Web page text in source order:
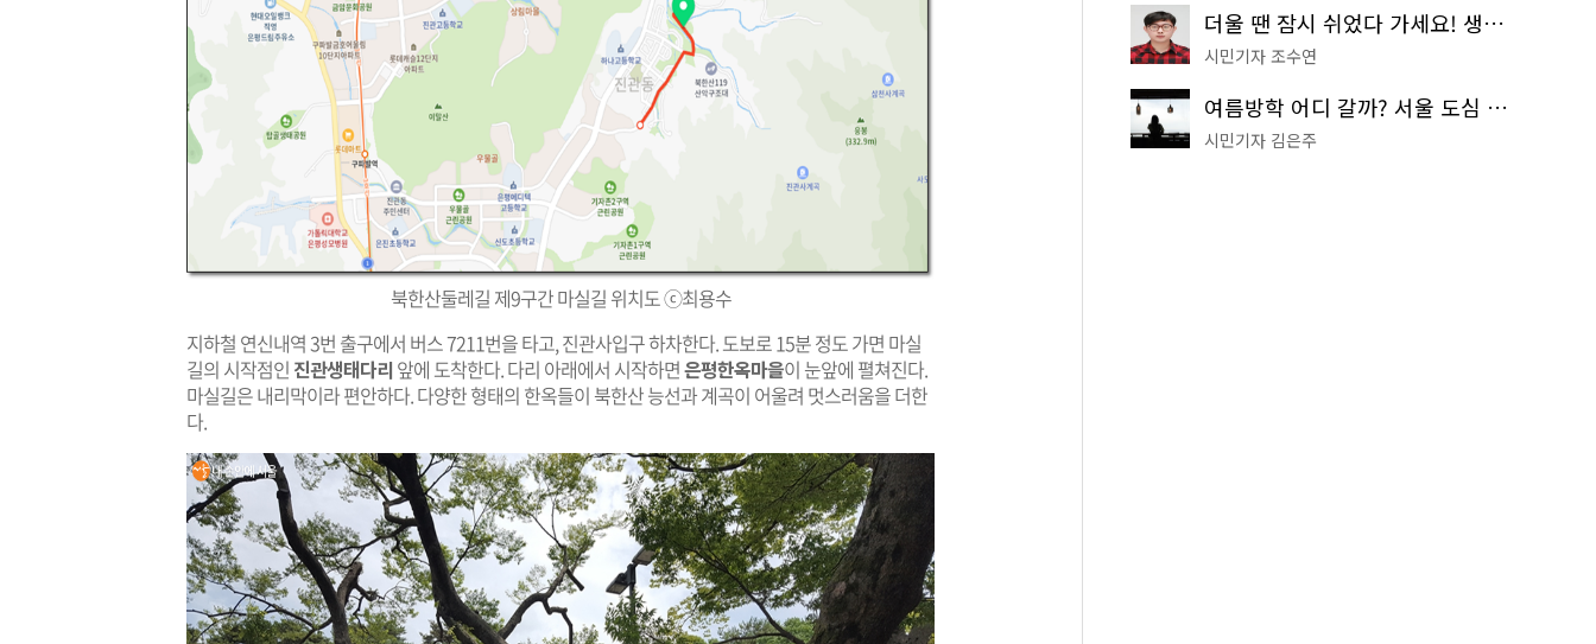
북한산둘레길 제9구간 마실길 위치도 ⓒ최용수
지하철 연신내역 3번 출구에서 버스 7211번을 타고, 진관사입구 하차한다. 도보로 15분 정도 가면 마실
길의 시작점인 진관생태다리 앞에 도착한다. 다리 아래에서 시작하면은평한옥마을이 눈앞에 펼쳐진다.
마실길은 내리막이라 편안하다. 다양한 형태의 한옥들이 북한산 능선과 계곡이 어울려 멋스러움을 더한
다.
더울 땐 잠시 쉬었다 가세요! 생수 냉장고부터 해피소·무더위쉼터까지
시민기자 조수연
여름방학 어디 갈까? 서울 도심 무료 실내 여행 코스 추천
시민기자 김은주